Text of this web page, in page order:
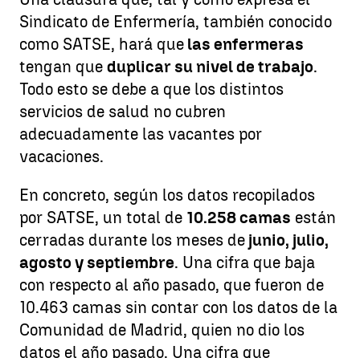
Sindicato de Enfermería, también conocido
como SATSE, hará que las enfermeras
tengan que duplicar su nivel de trabajo.
Todo esto se debe a que los distintos
servicios de salud no cubren
adecuadamente las vacantes por
vacaciones.
En concreto, según los datos recopilados
por SATSE, un total de 10.258 camas están
cerradas durante los meses de junio, julio,
agosto y septiembre. Una cifra que baja
con respecto al año pasado, que fueron de
10.463 camas sin contar con los datos de la
Comunidad de Madrid, quien no dio los
datos el año pasado. Una cifra que